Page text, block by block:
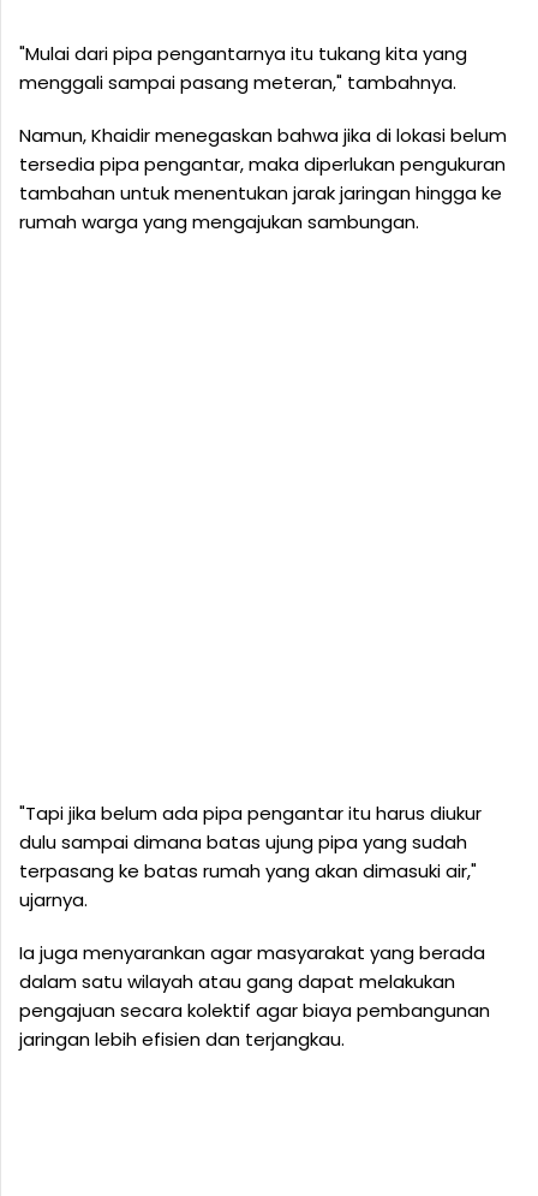
"Mulai dari pipa pengantarnya itu tukang kita yang
menggali sampai pasang meteran," tambahnya.
Namun, Khaidir menegaskan bahwa jika di lokasi belum
tersedia pipa pengantar, maka diperlukan pengukuran
tambahan untuk menentukan jarak jaringan hingga ke
rumah warga yang mengajukan sambungan.
"Tapi jika belum ada pipa pengantar itu harus diukur
dulu sampai dimana batas ujung pipa yang sudah
terpasang ke batas rumah yang akan dimasuki air,"
ujarnya.
Ia juga menyarankan agar masyarakat yang berada
dalam satu wilayah atau gang dapat melakukan
pengajuan secara kolektif agar biaya pembangunan
jaringan lebih efisien dan terjangkau.